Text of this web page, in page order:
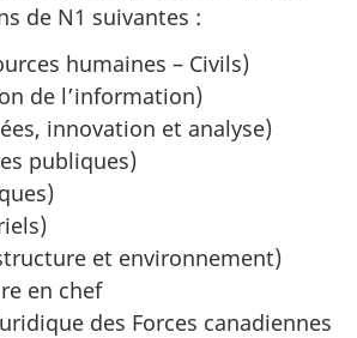
de N1 suivantes :
humaines – Civils)
de l’information)
innovation et analyse)
publiques)
et environnement)
en chef
des Forces canadiennes